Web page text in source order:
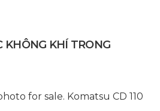
KHÔNG KHÍ TRONG